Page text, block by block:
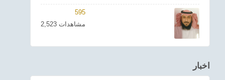
595
2,523 مشاهدات
اخبار